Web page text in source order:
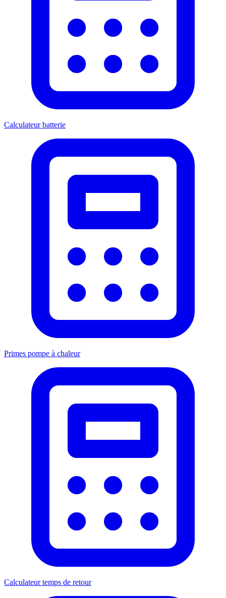
Calculateur batterie
Primes pompe à chaleur
Calculateur temps de retour